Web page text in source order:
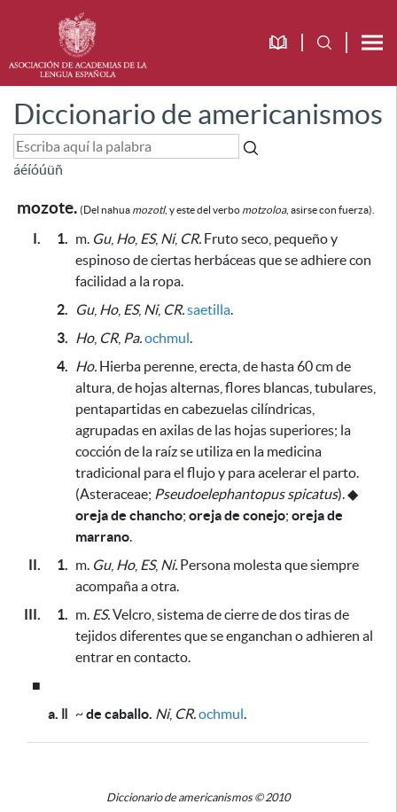
Diccionario de americanismos
áéíóúüñ
mozote. (Del nahua mozotl, y este del verbo motzoloa, asirse con fuerza).
I. 1. m. Gu, Ho, ES, Ni, CR. Fruto seco, pequeño y
espinoso de ciertas herbáceasque se adhiere con
facilidad a la ropa.
2.
Gu, Ho, ES, Ni, CR.saetilla.
3. Ho, CR, Pa.ochmul.
4. Ho. Hierba perenne, erecta, de hasta 60 cm de
altura, de hojas alternas, flores blancas, tubulares,
pentapartidas en cabezuelas cilíndricas,
agrupadas en axilas de las hojas superiores; la
cocción de la raíz se utiliza en la medicina
tradicional para el flujo y para acelerar el parto.
(Asteraceae; Pseudoelephantopus spicatus).◆
oreja de chancho; oreja de conejo; oreja de
marrano.
II.
1. m. Gu, Ho, ES, Ni. Persona molesta que siempre
acompaña a otra.
III.
1. m. ES.Velcro, sistema de cierre de dos tiras de
tejidos diferentes que se enganchan o adhieren al
entrar en contacto.
■
a. ǁ ~de caballo. Ni, CR.ochmul.
Diccionario de americanismos © 2010